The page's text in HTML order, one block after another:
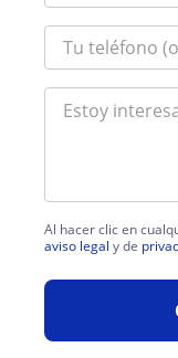
Al hacer clic en
aviso legal y de